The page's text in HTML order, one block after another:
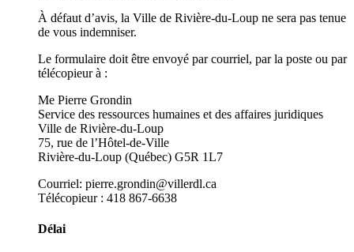
À défaut d’avis, la Ville de Rivière-du-Loup ne sera pas tenue
de vous indemniser.
Le formulaire doit être envoyé par courriel, par la poste ou par
télécopieur à :
Me Pierre Grondin
Service des ressources humaines et des affaires juridiques
Ville de Rivière-du-Loup
75, rue de l’Hôtel-de-Ville
Rivière-du-Loup (Québec) G5R 1L7
Courriel: pierre.grondin@villerdl.ca
Télécopieur : 418 867-6638
Délai